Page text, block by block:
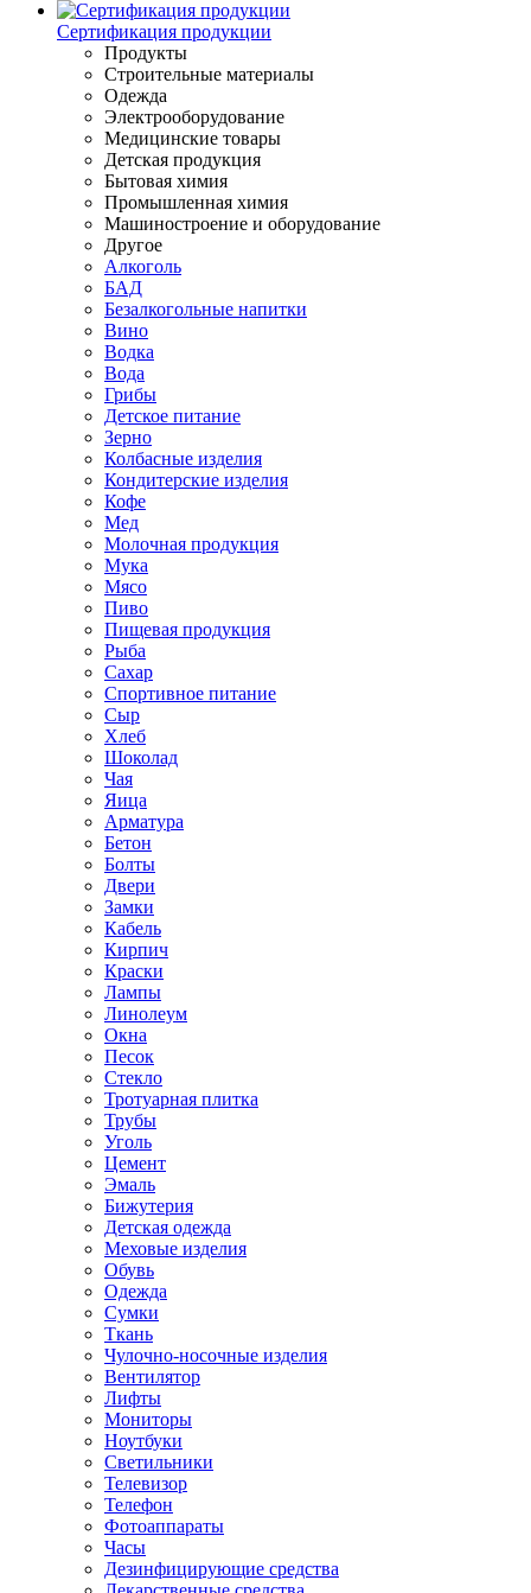
Сертификация продукции
Продукты
Строительные материалы
Одежда
Электрооборудование
Медицинские товары
Детская продукция
Бытовая химия
Промышленная химия
Машиностроение и оборудование
Другое
Алкоголь
БАД
Безалкогольные напитки
Вино
Водка
Вода
Грибы
Детское питание
Зерно
Колбасные изделия
Кондитерские изделия
Кофе
Мед
Молочная продукция
Мука
Мясо
Пиво
Пищевая продукция
Рыба
Сахар
Спортивное питание
Сыр
Хлеб
Шоколад
Чая
Яица
Арматура
Бетон
Болты
Двери
Замки
Кабель
Кирпич
Краски
Лампы
Линолеум
Окна
Песок
Стекло
Тротуарная плитка
Трубы
Уголь
Цемент
Эмаль
Бижутерия
Детская одежда
Меховые изделия
Обувь
Одежда
Сумки
Ткань
Чулочно-носочные изделия
Вентилятор
Лифты
Мониторы
Ноутбуки
Светильники
Телевизор
Телефон
Фотоаппараты
Часы
Дезинфицирующие средства